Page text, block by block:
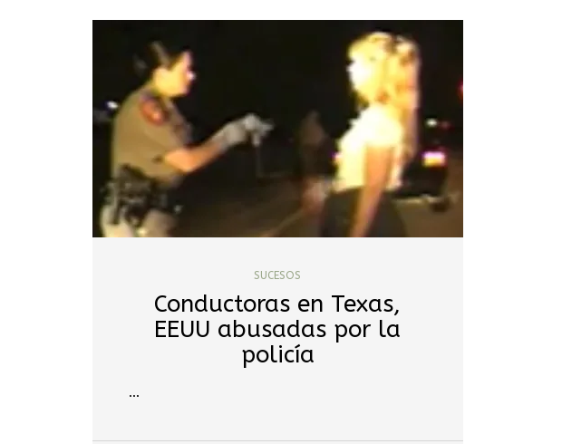
SUCESOS
Conductoras en Texas,
EEUU abusadas por la
policía
…